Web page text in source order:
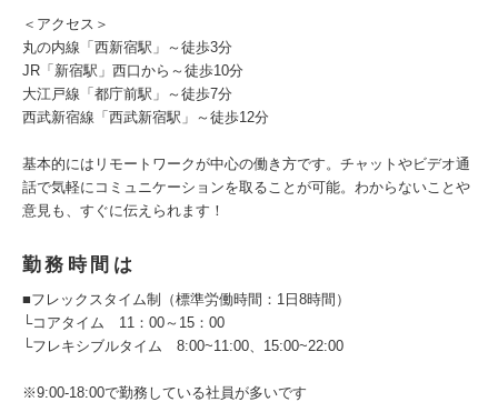
＜アクセス＞
丸の内線「西新宿駅」～徒歩3分
JR「新宿駅」西口から～徒歩10分
大江戸線「都庁前駅」～徒歩7分
西武新宿線「西武新宿駅」～徒歩12分
基本的にはリモートワークが中心の働き方です。チャットやビデオ通
話で気軽にコミュニケーションを取ることが可能。わからないことや
意見も、すぐに伝えられます！
勤務時間は
■フレックスタイム制（標準労働時間：1日8時間）
└コアタイム 11：00～15：00
└フレキシブルタイム 8:00~11:00、15:00~22:00
※9:00-18:00で勤務している社員が多いです